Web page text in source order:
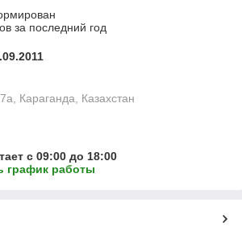
за последний год
Караганда, Казахстан
с 09:00 до 18:00
график работы